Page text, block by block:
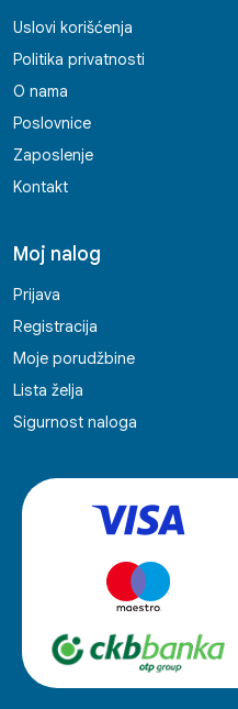
Uslovi korišćenja
Politika privatnosti
O nama
Poslovnice
Zaposlenje
Kontakt
Moj nalog
Prijava
Registracija
Moje porudžbine
Lista želja
Sigurnost naloga